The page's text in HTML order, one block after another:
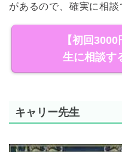
があるので、確実に相談
【初回
生に相談す
キャリー先生